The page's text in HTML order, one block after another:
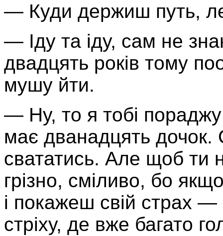
— Куди держиш путь,
— Іду та іду, сам не
двадцять років тому
мушу йти.
— Ну, то я тобі
має дванадцять
свататись. Але щоб ти
грізно, сміливо, бо
і покажеш свій страх
стріху, де вже багато